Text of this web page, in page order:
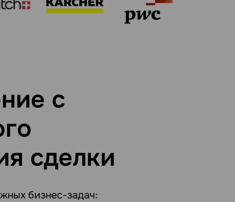
с
сделки
бизнес-задач: